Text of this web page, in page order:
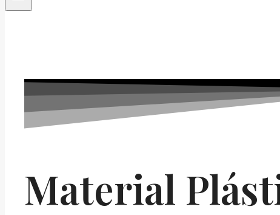
Material